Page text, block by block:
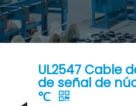
UL2547 Cable
de señal de
℃